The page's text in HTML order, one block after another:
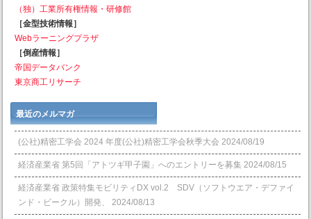
（独）工業所有権情報・研修館
［金型技術情報］
Webラーニングプラザ
［倒産情報］
帝国データバンク
東京商工リサーチ
最近のメルマガ
(公社)精密工学会 2024 年度(公社)精密工学会秋季大会 2024/08/19
経済産業省 第5回「アトツギ甲子園」へのエントリーを募集 2024/08/15
経済産業省 政策特集モビリティDX vol.2 SDV（ソフトウエア・デファイ
ンド・ビークル）開発、
2024/08/13